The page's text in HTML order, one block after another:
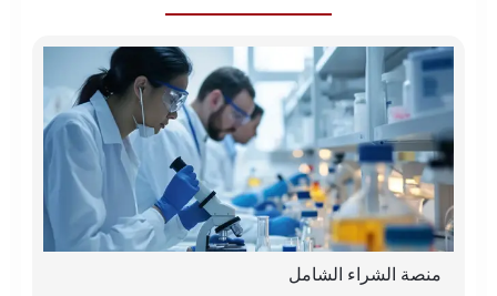
منصة الشراء الشامل